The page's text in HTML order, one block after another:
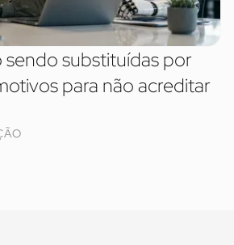
sendo substituídas por
para não acreditar